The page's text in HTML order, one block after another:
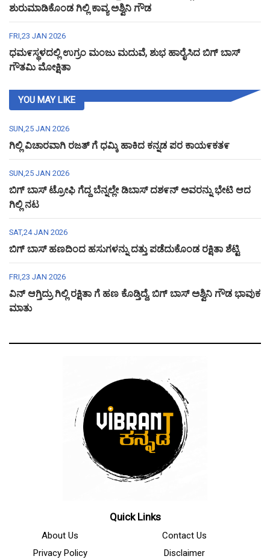
ಶುರುಮಾಡಿಕೊಂಡ ಗಿಲ್ಲಿ ಕಾವ್ಯ ಅಶ್ವಿನಿ ಗೌಡ
FRI,23 JAN 2026
ಧಮ೯ಸ್ಥಳದಲ್ಲಿ ಉಗ್ರಂ ಮಂಜು ಮದುವೆ, ಶುಭ ಹಾರೈಸಿದ ಬಿಗ್ ಬಾಸ್
ಗೌತಮಿ ಮೋಕ್ಷಿತಾ
YOU MAY LIKE
SUN,25 JAN 2026
ಗಿಲ್ಲಿ ವಿಚಾರವಾಗಿ ರಜತ್ ಗೆ ಧಮ್ಕಿ ಹಾಕಿದ ಕನ್ನಡ ಪರ ಕಾಯ೯ಕತ೯
SUN,25 JAN 2026
ಬಿಗ್ ಬಾಸ್ ಟ್ರೋಫಿ ಗೆದ್ದ ಬೆನ್ನಲ್ಲೇ ಡಿಬಾಸ್ ದಶ೯ನ್ ಅವರನ್ನು ಭೇಟಿ ಆದ
ಗಿಲ್ಲಿ ನಟ
SAT,24 JAN 2026
ಬಿಗ್ ಬಾಸ್ ಹಣದಿಂದ ಹಸುಗಳನ್ನು ದತ್ತು ಪಡೆದುಕೊಂಡ ರಕ್ಷಿತಾ ಶೆಟ್ಟಿ
FRI,23 JAN 2026
ವಿನ್ ಆಗ್ತಿದ್ರು ಗಿಲ್ಲಿ ರಕ್ಷಿತಾ ಗೆ ಹಣ ಕೊಡ್ತಿದ್ದೆ, ಬಿಗ್ ಬಾಸ್ ಅಶ್ವಿನಿ ಗೌಡ ಭಾವುಕ
ಮಾತು
Quick Links
About Us
Contact Us
Privacy Policy
Disclaimer